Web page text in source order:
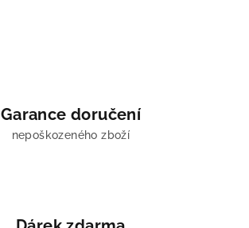
í
p
r
Garance doručení
nepoškozeného zboží